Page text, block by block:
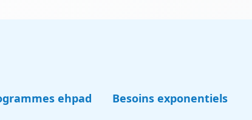
ehpad Besoins exponentiels